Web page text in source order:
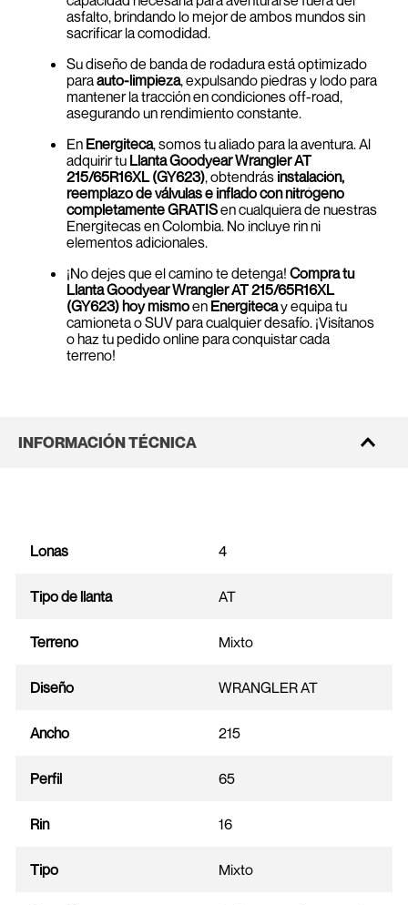
asfalto, brindando lo mejor de ambos mundos sin
sacrificar la comodidad.
Su diseño de banda de rodadura está optimizado
paraauto-limpieza, expulsando piedras y lodo para
mantener la tracción en condiciones off-road,
asegurando un rendimiento constante.
En Energiteca, somos tu aliado para la aventura. Al
adquirir tu Llanta Goodyear Wrangler AT
215/65R16XL (GY623), obtendrás instalación,
reemplazo de válvulas e inflado con nitrógeno
completamente GRATISen cualquiera de nuestras
Energitecas en Colombia. No incluye rin ni
elementos adicionales.
¡No dejes que el camino te detenga! Compra tu
Llanta Goodyear Wrangler AT 215/65R16XL
(GY623) hoy mismoen Energitecay equipa tu
camioneta o SUV para cualquier desafío. ¡Visítanos
o haz tu pedido online para conquistar cada
terreno!
INFORMACIÓN TÉCNICA
Lonas 4
Tipo de llanta AT
Terreno Mixto
Diseño WRANGLER AT
Ancho 215
Perfil 65
Rin 16
Tipo Mixto